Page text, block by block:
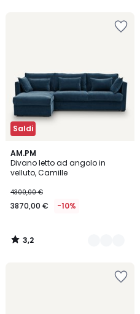
Saldi
AM.PM
Divano letto ad angolo in
velluto, Camille
4300,00 €
3870,00 € -10%
3,2
/ 5
3
Colori
3,2
/